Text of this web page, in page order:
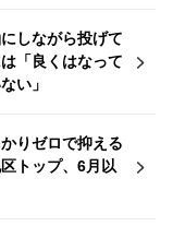
しながら投げて
「良くはなって
い」
りゼロで抑える
トップ、6月以